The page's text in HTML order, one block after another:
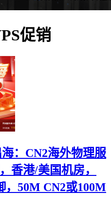
促销
：CN2海外物理服
香港/美国机房，
，50M CN2或100M